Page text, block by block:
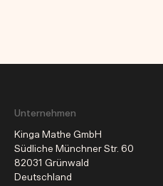
Unternehmen
Kinga Mathe GmbH
Südliche Münchner Str. 60
82031 Grünwald
Deutschland